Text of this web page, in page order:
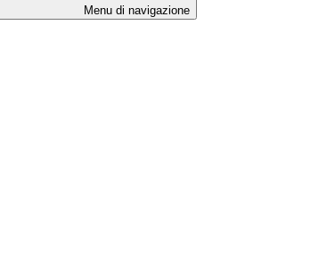
Menu di navigazione